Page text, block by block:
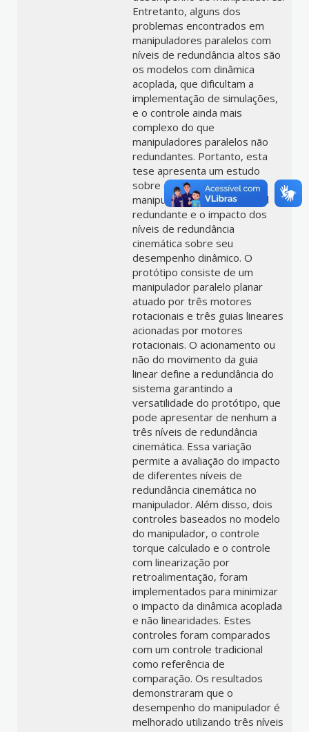
Entretanto, alguns dos
problemas encontrados em
manipuladores paralelos com
níveis de redundância altos são
os modelos com dinâmica
acoplada, que dificultam a
implementação de simulações,
e o controle ainda mais
complexo do que
manipuladores paralelos não
redundantes. Portanto, esta
tese apresenta um estudo
sobre o controle de um
manipulador paralelo versátil
redundante e o impacto dos
níveis de redundância
cinemática sobre seu
desempenho dinâmico. O
protótipo consiste de um
manipulador paralelo planar
atuado por três motores
rotacionais e três guias lineares
acionadas por motores
rotacionais. O acionamento ou
não do movimento da guia
linear define a redundância do
sistema garantindo a
versatilidade do protótipo, que
pode apresentar de nenhum a
três níveis de redundância
cinemática. Essa variação
permite a avaliação do impacto
de diferentes níveis de
redundância cinemática no
manipulador. Além disso, dois
controles baseados no modelo
do manipulador, o controle
torque calculado e o controle
com linearização por
retroalimentação, foram
implementados para minimizar
o impacto da dinâmica acoplada
e não linearidades. Estes
controles foram comparados
com um controle tradicional
como referência de
comparação. Os resultados
demonstraram que o
desempenho do manipulador é
melhorado utilizando três níveis